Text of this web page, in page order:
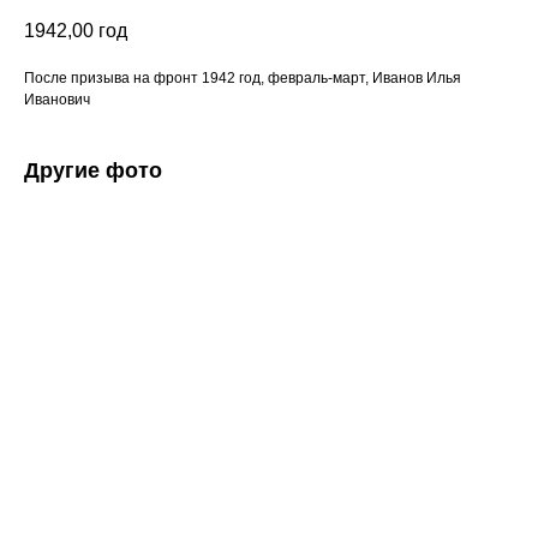
1942,00 год
После призыва на фронт 1942 год, февраль-март, Иванов Илья
Иванович
Другие фото